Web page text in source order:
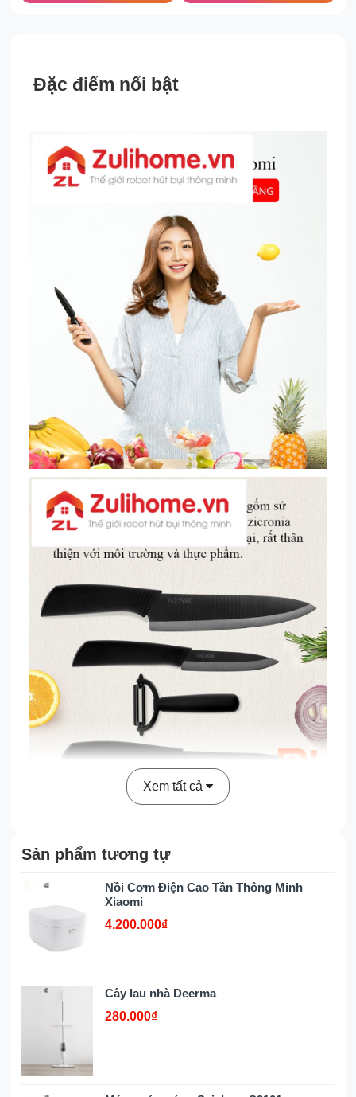
Đặc điểm nổi bật
Xem tất cả
Sản phẩm tương tự
Nồi Cơm Điện Cao Tần Thông Minh
Xiaomi
4.200.000₫
Cây lau nhà Deerma
280.000₫